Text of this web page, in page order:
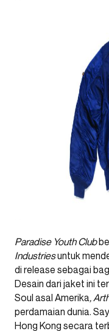
Paradise Youth Club
Industriesuntuk
di release sebagai
Desain dari jaket ini
Soul asal Amerika,
perdamaian dunia.
Hong Kong secara